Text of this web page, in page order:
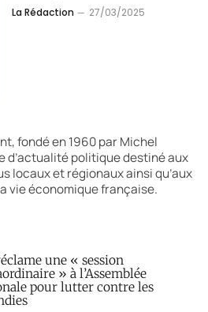
La Rédaction 27/03/2025
fondé en 1960 par Michel
d’actualité politique destiné aux
locaux et régionaux ainsi qu’aux
vie économique française.
une « session
» à l’Assemblée
pour lutter contre les